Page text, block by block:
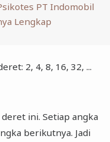
PT Indomobil
Lengkap
2, 4, 8, 16, 32, ...
ini. Setiap angka
berikutnya. Jadi